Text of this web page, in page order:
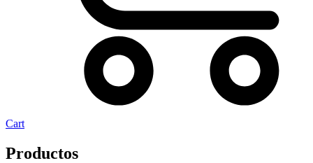
Cart
Productos